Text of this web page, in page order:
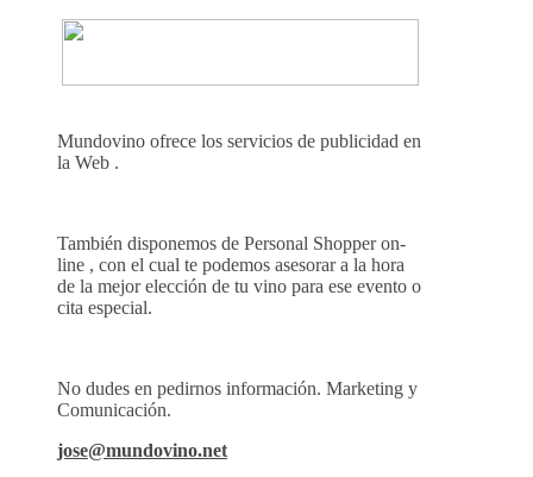
Mundovino ofrece los servicios de publicidad en
la Web .
También disponemos de Personal Shopper on-
line , con el cual te podemos asesorar a la hora
de la mejor elección de tu vino para ese evento o
cita especial.
No dudes en pedirnos información. Marketing y
Comunicación.
jose@mundovino.net